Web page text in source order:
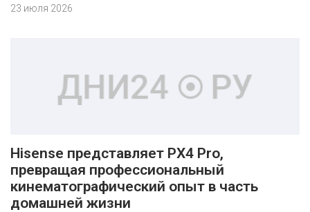
23 июля 2026
Hisense представляет PX4 Pro,
превращая профессиональный
кинематографический опыт в часть
домашней жизни